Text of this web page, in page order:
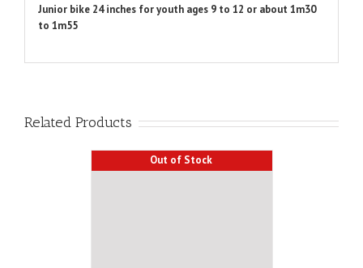
Junior bike 24 inches for youth ages 9 to 12 or about 1m30
to 1m55
Related Products
Out of Stock